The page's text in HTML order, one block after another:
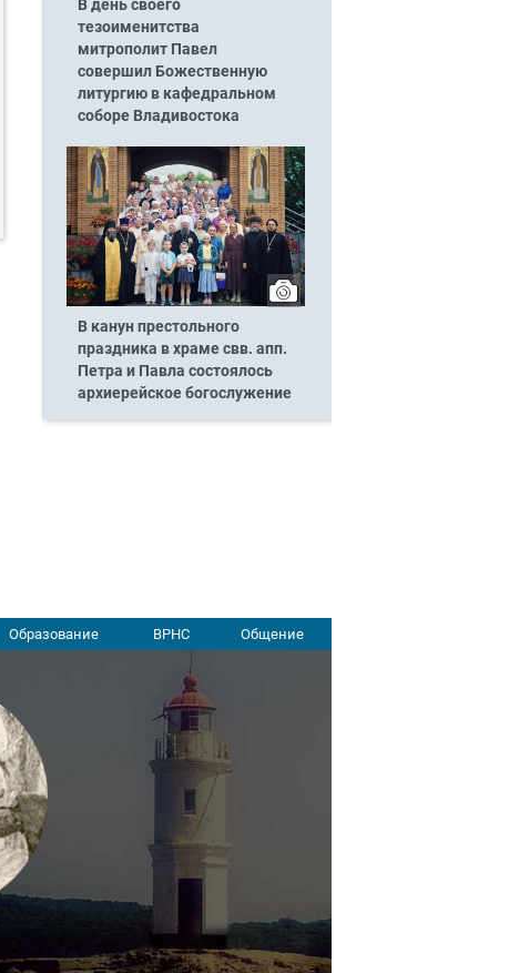
В день своего
тезоименитства
митрополит Павел
совершил Божественную
литургию в кафедральном
соборе Владивостока
В канун престольного
праздника в храме свв. апп.
Петра и Павла состоялось
архиерейское богослужение
Образование ВРНС Общение